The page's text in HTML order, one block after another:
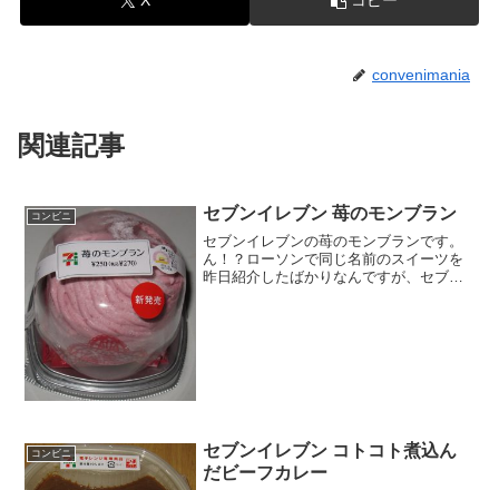
convenimania
関連記事
コンビニ セブンイレブン 苺のモンブラン
セブンイレブンの苺のモンブランです。
ん！？ローソンで同じ名前のスイーツを
昨日紹介したばかりなんですが、セブン
コンビニ
セブンイレブン コトコト煮込ん
だビーフカレー